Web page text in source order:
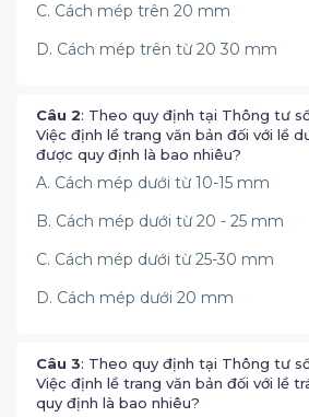
C. Cách mép trên 20 mm
D. Cách mép trên từ 20 30 mm
Câu 2: Theo quy định tại Thông tư
Việc định lề trang văn bản đối với lề
được quy định là bao nhiêu?
A. Cách mép dưới từ 10-15 mm
B. Cách mép dưới từ 20 - 25 mm
C. Cách mép dưới từ 25-30 mm
D. Cách mép dưới 20 mm
Câu 3: Theo quy định tại Thông tư
Việc định lề trang văn bản đối với lề
quy định là bao nhiêu?